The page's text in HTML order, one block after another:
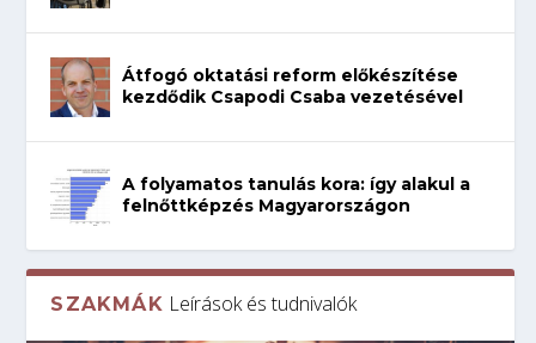
Átfogó oktatási reform előkészítése
kezdődik Csapodi Csaba vezetésével
A folyamatos tanulás kora: így alakul a
felnőttképzés Magyarországon
SZAKMÁK Leírások és tudnivalók